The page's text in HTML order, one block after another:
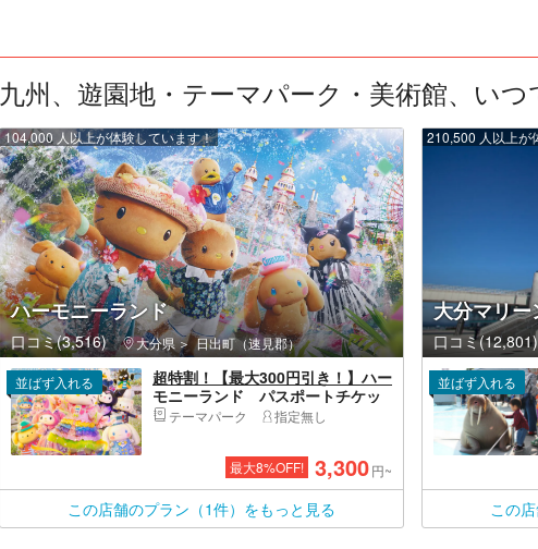
九州、遊園地・テーマパーク・美術館、い
ハーモニーランド
口コミ(3,516) 大分県 日出町（速見郡）
104,000 人以上が体験しています！
超特割！【最大300円引き！】ハー
モニーランド パスポートチケッ
ト テーマパーク 指定無し
並ばず入れる
最大8%OFF! 3,300円~
この店舗のプラン（1件）をもっと見る
大分マリ
口コミ(12,801)
210,500 人以上が
並ばず入れる
この